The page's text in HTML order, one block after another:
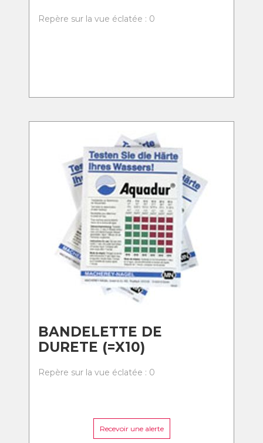
Repère sur la vue éclatée : 0
BANDELETTE DE
DURETE (=X10)
Repère sur la vue éclatée : 0
Recevoir une alerte